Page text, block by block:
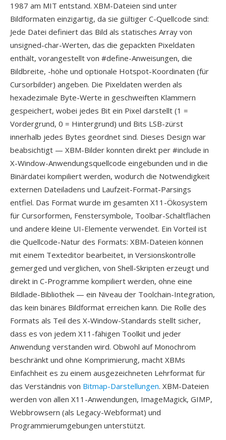
1987 am MIT entstand. XBM-Dateien sind unter
Bildformaten einzigartig, da sie gültiger C-Quellcode sind:
Jede Datei definiert das Bild als statisches Array von
unsigned-char-Werten, das die gepackten Pixeldaten
enthält, vorangestellt von #define-Anweisungen, die
Bildbreite, -höhe und optionale Hotspot-Koordinaten (für
Cursorbilder) angeben. Die Pixeldaten werden als
hexadezimale Byte-Werte in geschweiften Klammern
gespeichert, wobei jedes Bit ein Pixel darstellt (1 =
Vordergrund, 0 = Hintergrund) und Bits LSB-zürst
innerhalb jedes Bytes geordnet sind. Dieses Design war
beabsichtigt — XBM-Bilder konnten direkt per #include in
X-Window-Anwendungsquellcode eingebunden und in die
Binärdatei kompiliert werden, wodurch die Notwendigkeit
externen Dateiladens und Laufzeit-Format-Parsings
entfiel. Das Format wurde im gesamten X11-Ökosystem
für Cursorformen, Fenstersymbole, Toolbar-Schaltflächen
und andere kleine UI-Elemente verwendet. Ein Vorteil ist
die Quellcode-Natur des Formats: XBM-Dateien können
mit einem Texteditor bearbeitet, in Versionskontrolle
gemerged und verglichen, von Shell-Skripten erzeugt und
direkt in C-Programme kompiliert werden, ohne eine
Bildlade-Bibliothek — ein Niveau der Toolchain-Integration,
das kein binäres Bildformat erreichen kann. Die Rolle des
Formats als Teil des X-Window-Standards stellt sicher,
dass es von jedem X11-fähigen Toolkit und jeder
Anwendung verstanden wird. Obwohl auf Monochrom
beschränkt und ohne Komprimierung, macht XBMs
Einfachheit es zu einem ausgezeichneten Lehrformat für
das Verständnis von Bitmap-Darstellungen. XBM-Dateien
werden von allen X11-Anwendungen, ImageMagick, GIMP,
Webbrowsern (als Legacy-Webformat) und
Programmierumgebungen unterstützt.